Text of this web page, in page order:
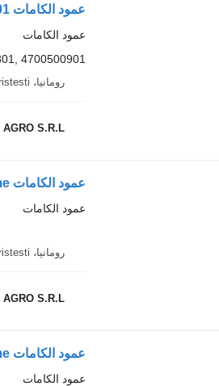
عمود الكامات
4700500901
رومانيا، Cristesti
AGRO S.R.L.
عمود الكامات
رومانيا، Cristesti
AGRO S.R.L.
عمود الكامات Ax cu came لـ الشاحنات Mercedes-Benz OM422/OM402 A4020520001-11
عمود الكامات